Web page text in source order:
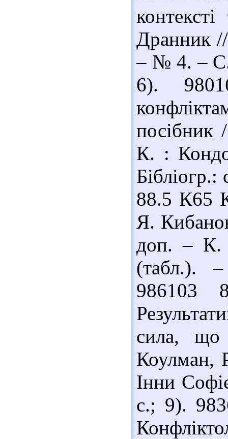
Дранник
– № 4. – С.
6).
К. :
88.5 К65
Я.
доп. –
(табл.).
986103
сила,
Коулман,
Інни
с.; 9).